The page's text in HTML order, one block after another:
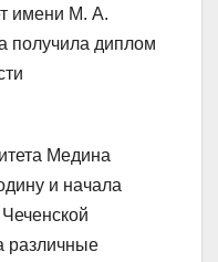
имени М. А.
получила диплом
Медина
и начала
различные